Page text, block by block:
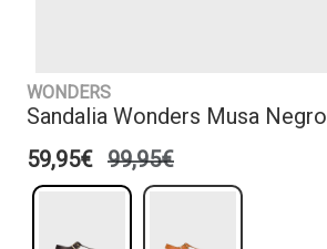
WONDERS
Sandalia Wonders Musa Negro
59,95€ 99,95€